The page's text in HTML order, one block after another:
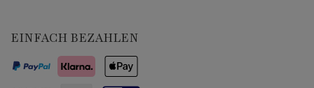
EINFACH BEZAHLEN